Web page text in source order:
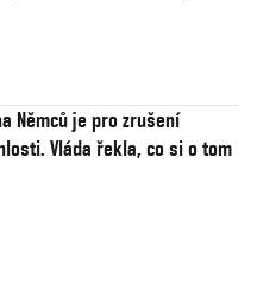
Němců je pro zrušení
Vláda řekla, co si o tom